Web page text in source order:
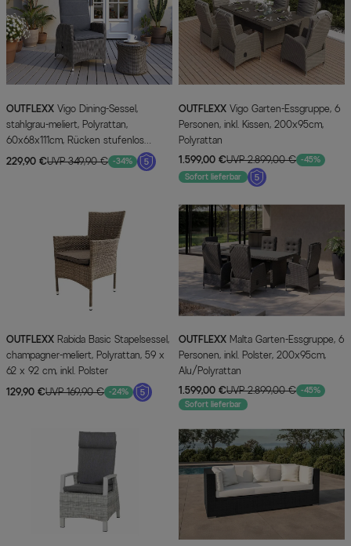
OUTFLEXX
stahlgrau-meliert, Polyrattan,
60x68x111cm, Rücken stufenlos
verstellbar
229,90 €UVP 349,90 € -34%
OUTFLEXX
Personen, inkl. Kissen, 200x95cm,
Polyrattan
1.599,00 €UVP 2.899,00 € -45%
Sofort lieferbar
OUTFLEXX
champagner-meliert, Polyrattan, 59 x
62 x 92 cm, inkl. Polster
129,90 €UVP 169,90 € -24%
OUTFLEXX
Personen, inkl. Polster, 200x95cm,
Alu/Polyrattan
1.599,00 €UVP 2.899,00 € -45%
Sofort lieferbar